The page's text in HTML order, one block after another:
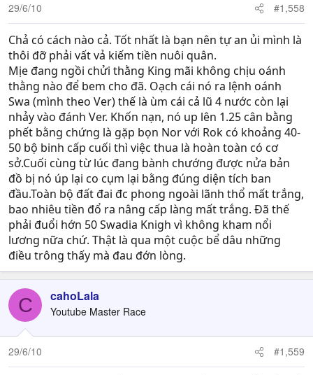
29/6/10 #1,558
Chả có cách nào cả. Tốt nhất là bạn nên tự an ủi mình là
thôi đỡ phải vất vả kiếm tiền nuôi quân.
Mịe đang ngồi chửi thằng King mãi không chịu oánh
thằng nào để bem cho đã. Oạch cái nó ra lệnh oánh
Swa (mình theo Ver) thế là ùm cái cả lũ 4 nước còn lại
nhảy vào đánh Ver. Khốn nạn, nó up lên 1.25 cân bằng
phết bằng chứng là gặp bọn Nor với Rok có khoảng 40-
50 bộ binh cấp cuối thì việc thua là hoàn toàn có cơ
sở.Cuối cùng từ lúc đang bành chướng được nửa bản
đồ bị nó úp lại co cụm lại bằng đúng diện tích ban
đầu.Toàn bộ đất đai đc phong ngoài lãnh thổ mất trắng,
bao nhiêu tiền đổ ra nâng cấp làng mất trắng. Đã thế
phải đuổi hớn 50 Swadia Knigh vì không kham nổi
lương nữa chứ. Thật là qua một cuộc bể dâu những
điều trông thấy mà đau đớn lòng.
C cahoLala
Youtube Master Race
29/6/10 #1,559